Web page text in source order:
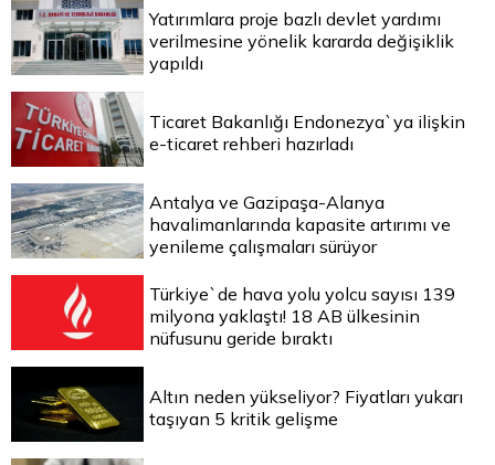
Yatırımlara proje bazlı devlet yardımı
verilmesine yönelik kararda değişiklik
yapıldı
Ticaret Bakanlığı Endonezya`ya ilişkin
e-ticaret rehberi hazırladı
Antalya ve Gazipaşa-Alanya
havalimanlarında kapasite artırımı ve
yenileme çalışmaları sürüyor
Türkiye`de hava yolu yolcu sayısı 139
milyona yaklaştı! 18 AB ülkesinin
nüfusunu geride bıraktı
Altın neden yükseliyor? Fiyatları yukarı
taşıyan 5 kritik gelişme